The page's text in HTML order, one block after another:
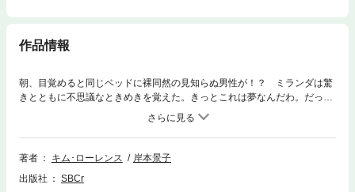
作品情報
朝、目覚めると同じベッドに裸同然の見知らぬ男性が！？ ミランダは驚
きとともに不思議なときめきを覚えた。きっとこれは夢なんだわ。だって
こんな美しい男性がいるわけがないもの…。双子の妹が自分の想い人と結
婚したショックから、逃げるように郊外のコテージのハウスシッターの職
に就いたミランダ。男性はコテージのもち主の甥のジャンニ。彼もまた息
子の親権争いのゴシップから逃れるようにここにたどり着いたのだった。
著者 キム･ローレンス
岸本景子
出版社
SBCr